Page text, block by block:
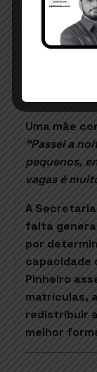
crianças
tema
pais que
Uma mãe
“Passei a
pequenos,
vagas é
A
falta
por
capacidade
Pinheiro
matrículas,
redistribuir
melhor